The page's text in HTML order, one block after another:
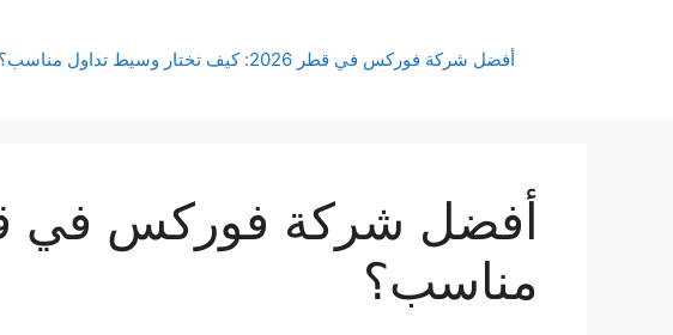
أفضل شركة فوركس في قطر 2026: كيف تختار وسيط تداول مناسب؟
مناسب؟